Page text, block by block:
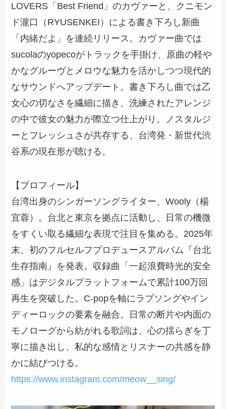
LOVERS「Best Friend」のカヴァーと、クニモン
ド瀧口（RYUSENKEI）による書き下ろし新曲
「内緒だよ」を連続リリース。カヴァー曲では
sucolaのyopecoがトラックを手掛け、原曲の軽や
かなグルーヴとメロウな魅力を活かしつつ現代的
なサウンドへアップデート。書き下ろし曲では乙
女心の切なさを繊細に描き、洗練されたアレンジ
の中で彼女の魅力が際立つ仕上がり。ノスタルジ
ーとフレッシュさが共存する、台湾発・新世代渋
谷系の現在形が聴ける。
【プロフィール】
台湾出身のシンガーソングライター、Wooly（楊
宜蓉）。台北と東京を拠点に活動し、日常の機微
をすくい取る繊細な表現で注目を集める。2025年
末、初のフルセルフプロデュースアルバム『台北
生存指南』を発表。収録曲「一起浪費時光的安全
感」はデジタルプラットフォームで累計100万回
再生を突破した。C-popを軸にラブソングやイン
ディーロックの要素を融合。日常の断片や内面の
モノローグから紡がれる歌詞は、心の揺らぎを丁
寧に描き出し、私的な感情とリスナーの共感を静
かに結びつける。
https://www.instagram.com/meow__sing/